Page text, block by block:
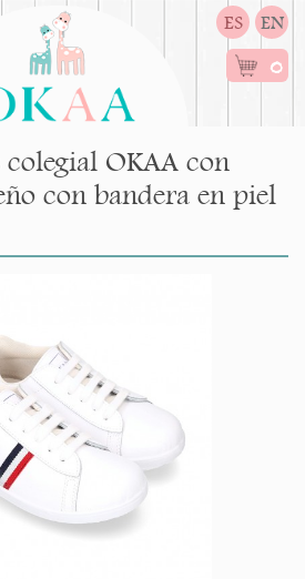
ES EN
0
OKAA con
con bandera en piel